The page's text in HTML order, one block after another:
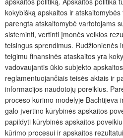
kokybišką apskaitos ir
parengta atskaitomybė vartotojams
sisteminti, vertinti įmonės veiklos
teisingus sprendimus. Rudžionienės
teigimu finansinės ataskaitos yra
vadovaujantis ūkio subjekto
reglamentuojančiais teisės aktais ir
informacijos naudotojų poreikius.
proceso kūrimo modelyje Bachtijeva
galo įvertino kūrybinės apskaitos
papildyti kūrybinės apskaitos
kūrimo procesui ir apskaitos